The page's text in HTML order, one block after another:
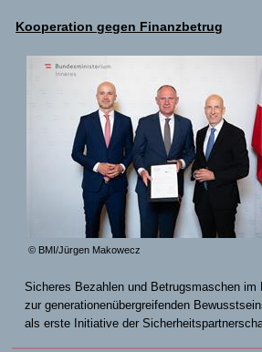
Kooperation gegen Finanzbetrug
© BMI/Jürgen Makowecz
Sicheres Bezahlen und Betrugsmaschen
zur generationenübergreifenden
als erste Initiative der